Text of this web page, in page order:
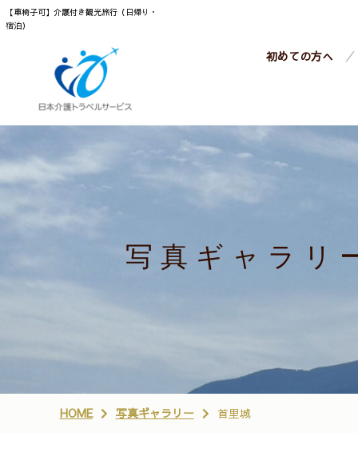
【車椅子可】介護付き観光旅行（日帰り・
宿泊）
初めての方へ
写真ギャラリ
HOME 写真ギャラリー 首里城